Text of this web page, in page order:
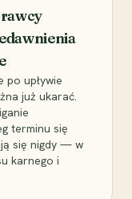
po upływie
już ukarać.
terminu się
się nigdy — w
karnego i